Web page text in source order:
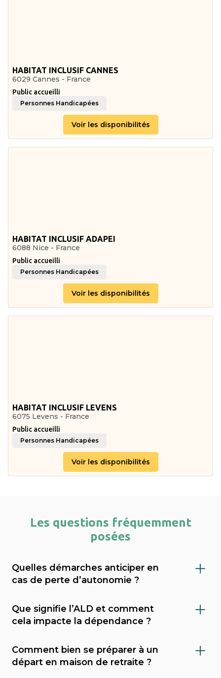
HABITAT INCLUSIF CANNES
6029 Cannes - France
Public accueilli
Personnes Handicapées
Voir les disponibilités
HABITAT INCLUSIF ADAPEI
6088 Nice - France
Public accueilli
Personnes Handicapées
Voir les disponibilités
HABITAT INCLUSIF LEVENS
6075 Levens - France
Public accueilli
Personnes Handicapées
Voir les disponibilités
Les questions fréquemment
posées
Quelles démarches anticiper en
cas de perte d’autonomie ?
dépendance (via le GIR), demander l’APA
(allocation personnalisée d’autonomie) au
conseil départemental, et envisager une
mesure de protection juridique (tutelle,
Que signifie l’ALD et comment
cela impacte la dépendance ?
reconnaissance médicale qui permet une
prise en charge à 100 % de certains soins par
Comment bien se préparer à un
départ en maison de retraite ?